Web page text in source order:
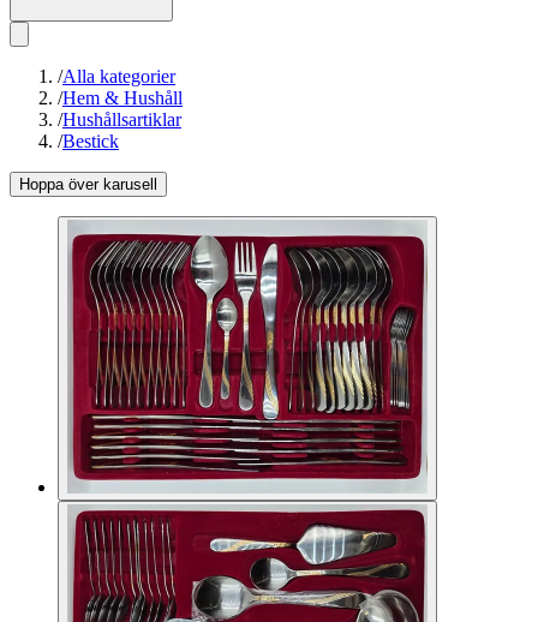
/Alla kategorier
/Hem & Hushåll
/Hushållsartiklar
/Bestick
Hoppa över karusell